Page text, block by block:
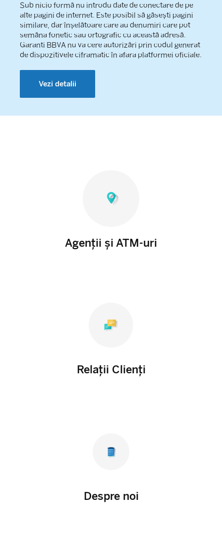
Sub nicio formă nu introdu date de conectare de pe
alte pagini de internet. Este posibil să găsești pagini
similare, dar înșelătoare care au denumiri care pot
semăna fonetic sau ortografic cu această adresă.
Garanti BBVA nu va cere autorizări prin codul generat
de dispozitivele ciframatic în afara platformei oficiale.
Vezi detalii
Agenții și ATM-uri
Relații Clienți
Despre noi